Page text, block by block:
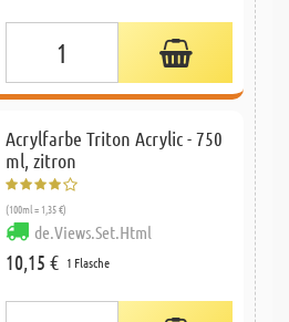
Acrylfarbe Triton Acrylic - 750
ml, zitron
(100ml = 1,35 €)
de.Views.Set.Html
10,15 € 1 Flasche